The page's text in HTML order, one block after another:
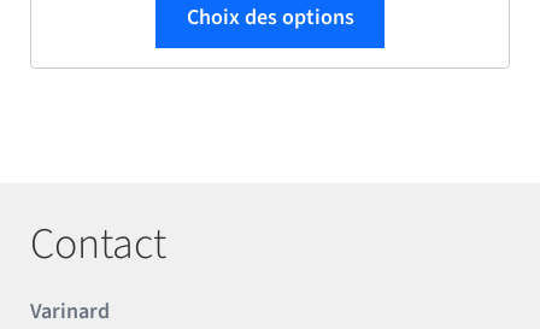
Choix des options
Contact
Varinard